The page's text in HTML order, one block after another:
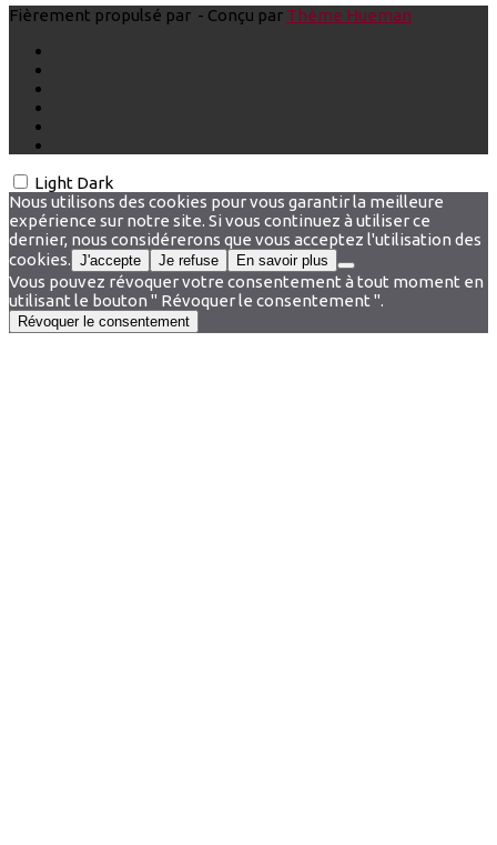
Fièrement propulsé par - Conçu par Thème Hueman
Light Dark
Nous utilisons des cookies pour vous garantir la meilleure
expérience sur notre site. Si vous continuez à utiliser ce
dernier, nous considérerons que vous acceptez l'utilisation des
cookies. J'accepte Je refuse En savoir plus
Vous pouvez révoquer votre consentement à tout moment en
utilisant le bouton " Révoquer le consentement ".
Révoquer le consentement